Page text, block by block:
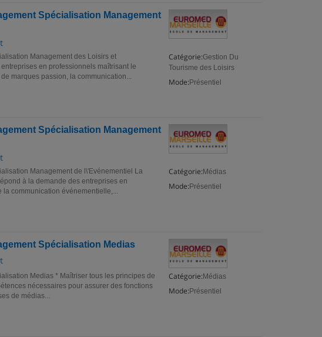
Spécialisation Management
Catégorie:Gestion Du
Tourisme des Loisirs
Mode: Présentiel
Management des Loisirs et
en professionnels maîtrisant le
marques passion, la communication...
Spécialisation Management
Catégorie: Médias
Mode: Présentiel
Management de l\'Evénementiel La
à la demande des entreprises en
la communication événementielle,...
Spécialisation Medias
Catégorie: Médias
Mode: Présentiel
Medias * Maîtriser tous les principes de
nécessaires pour assurer des fonctions
de médias...